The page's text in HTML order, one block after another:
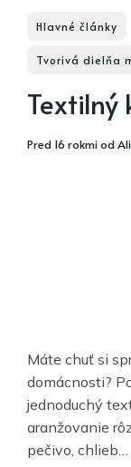
Hlavné články
Tvorivá dielňa
Textilný
pred 16 rokmiod
Máte chuť si
domácnosti?
jednoduchý
aranžovanie
pečivo, chlieb…